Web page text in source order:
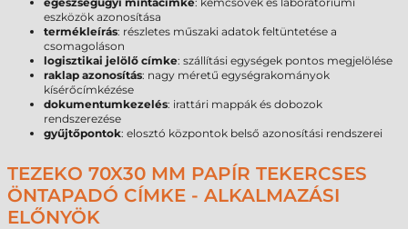
eszközök azonosítása
termékleírás: részletes műszaki adatok feltüntetése a
csomagoláson
logisztikai jelölő címke: szállítási egységek pontos megjelölése
raklap azonosítás: nagy méretű egységrakományok
kísérőcímkézése
dokumentumkezelés: irattári mappák és dobozok
rendszerezése
gyűjtőpontok: elosztó központok belső azonosítási rendszerei
TEZEKO 70X30 MM PAPÍR TEKERCSES
ÖNTAPADÓ CÍMKE - ALKALMAZÁSI
ELŐNYÖK